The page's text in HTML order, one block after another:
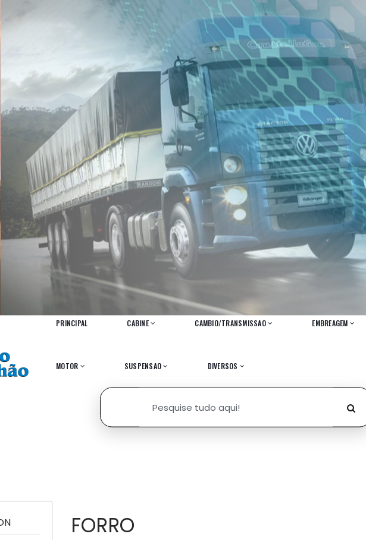
PRINCIPAL CABINE CAMBIO/TRANSMISSAO EMBREAGEM
MOTOR SUSPENSAO DIVERSOS
FORRO